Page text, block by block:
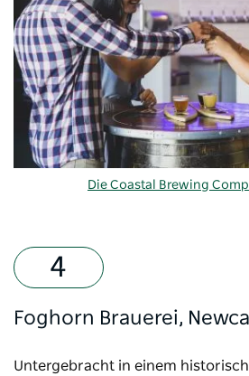
Die Coastal Brewing
Foghorn Brauerei,
Untergebracht in einem